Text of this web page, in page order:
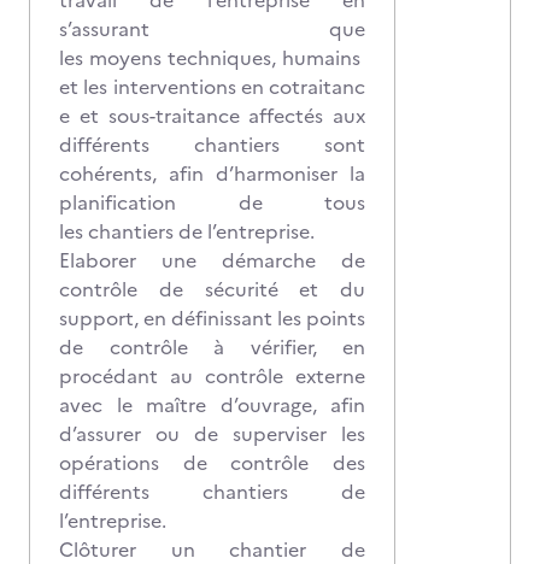
s’assurant que
les moyens techniques, humains
et les interventions en cotraitanc
e et sous-traitance affectés aux
différents chantiers sont
cohérents, afin d’harmoniser la
planification de tous
les chantiers de l’entreprise.
Elaborer une démarche de
contrôle de sécurité et du
support, en définissant les points
de contrôle à vérifier, en
procédant au contrôle externe
avec le maître d’ouvrage, afin
d’assurer ou de superviser les
opérations de contrôle des
différents chantiers de
l’entreprise.
Clôturer un chantier de